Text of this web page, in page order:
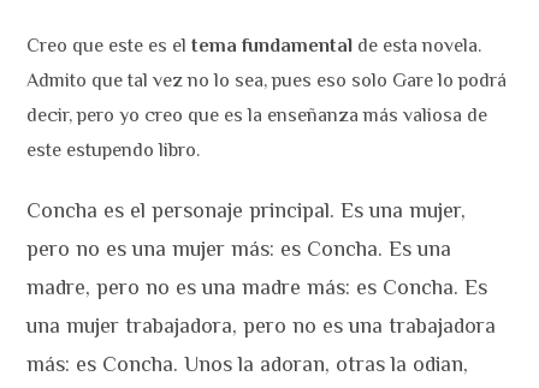
Creo que este es eltema fundamental de esta novela.
Admito que tal vez no lo sea, pues eso solo Gare lo podrá
decir, pero yo creo que es la enseñanza más valiosa de
este estupendo libro.
Concha es el personaje principal. Es una mujer,
pero no es una mujer más: es Concha. Es una
madre, pero no es una madre más: es Concha. Es
una mujer trabajadora, pero no es una trabajadora
más: es Concha. Unos la adoran, otras la odian,